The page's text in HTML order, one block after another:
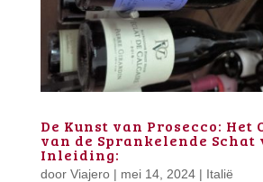
De Kunst van Prosecco: Het
van de Sprankelende
Inleiding:
door Viajero| mei 14, 2024| Italië